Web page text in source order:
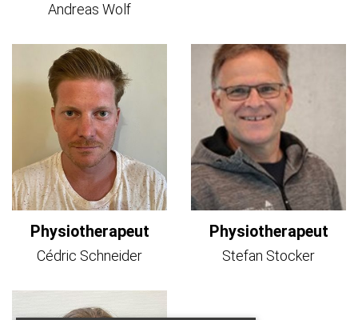
Andreas Wolf
Physiotherapeut
Cédric Schneider
Physiotherapeut
Stefan Stocker